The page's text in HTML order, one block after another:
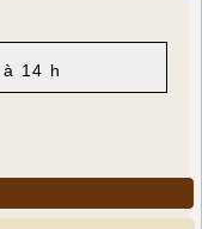
14 h